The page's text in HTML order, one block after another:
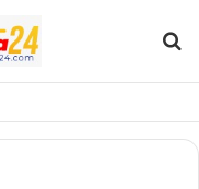
politiques